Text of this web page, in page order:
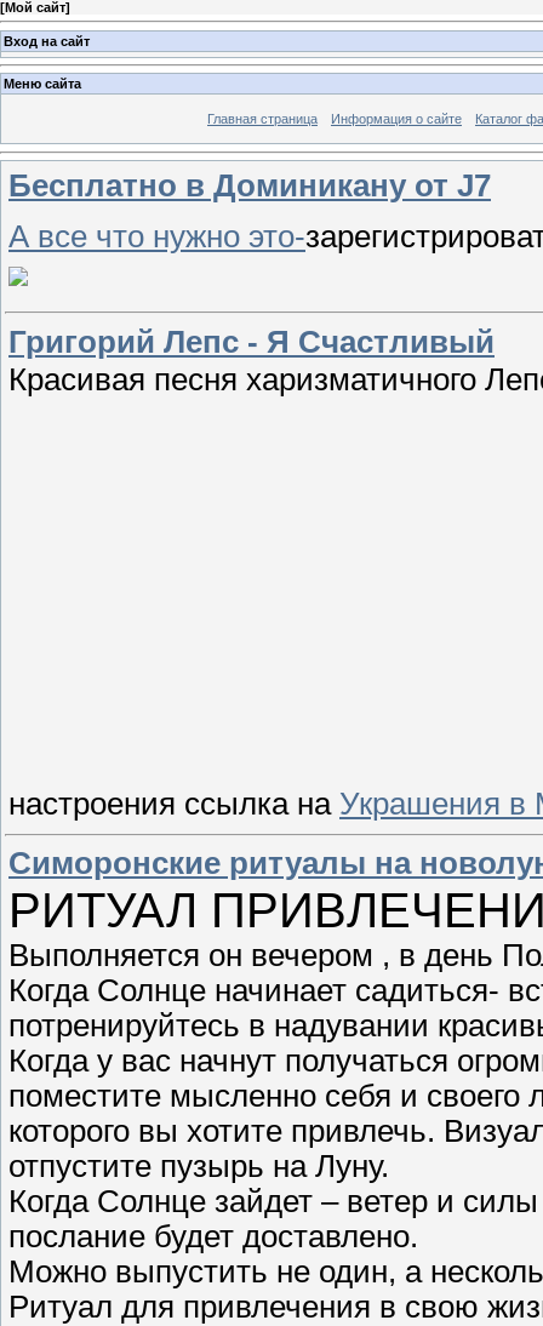
[Мой сайт]
Вход на сайт
Меню сайта
Главная страница Информация о сайте Каталог
Бесплатно в Доминикану от J7
А все что нужно это-
Григорий Лепс - Я Счастливый
Красивая песня харизматичного
настроения ссылка на Украшения в
Симоронские ритуалы на
РИТУАЛ
Выполняется он вечером , в день
Когда Солнце начинает садиться-
потренируйтесь в надувании
Когда у вас начнут получаться
поместите мысленно себя и своего
которого вы хотите привлечь.
отпустите пузырь на Луну.
Когда Солнце зайдет – ветер и
послание будет доставлено.
Можно выпустить не один, а
Ритуал для привлечения в свою